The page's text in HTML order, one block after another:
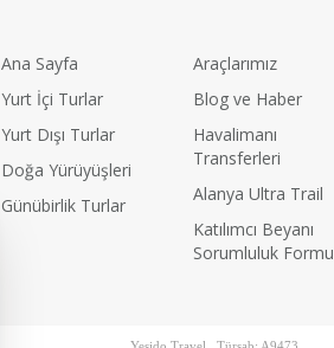
Ana Sayfa
Yurt İçi Turlar
Yurt Dışı Turlar
Doğa Yürüyüşleri
Günübirlik Turlar
Araçlarımız
Blog ve Haber
Havalimanı
Transferleri
Alanya Ultra Trail
Katılımcı Beyanı
Sorumluluk Formu